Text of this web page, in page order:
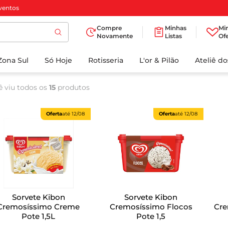
Compre
Novamente
Minhas
Listas
Sul Só Hoje Rotisseria L'or & Pilão Ateliê
viu todos os15 produtos
Ofertaaté12/08
Sorvete Kibon
Creme
Pote 1,5L
Ofertaaté12/08
Sorvete Kibon
Cremosíssimo Flocos
Pote 1,5
BUSCADOS
3º
detergente